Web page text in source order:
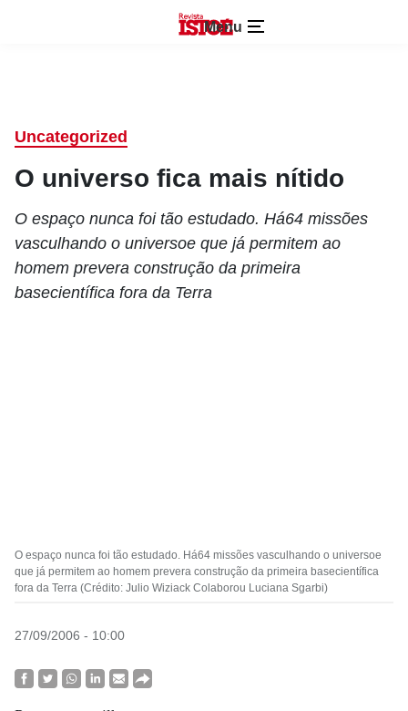
Menu
Uncategorized
O universo fica mais nítido
O espaço nunca foi tão estudado. Há64 missões
vasculhando o universoe que já permitem ao
homem prevera construção da primeira
basecientífica fora da Terra
O espaço nunca foi tão estudado. Há64 missões vasculhando o universoe
que já permitem ao homem prevera construção da primeira basecientífica
fora da Terra (Crédito: Julio Wiziack Colaborou Luciana Sgarbi)
27/09/2006 - 10:00